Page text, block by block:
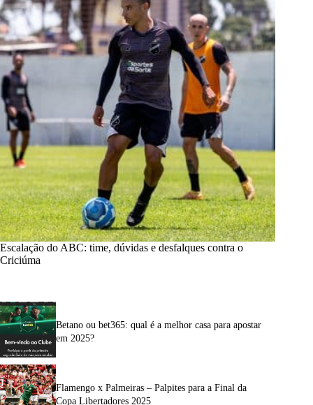
Escalação do ABC: time, dúvidas e desfalques contra o
Criciúma
Betano ou bet365: qual é a melhor casa para apostar
em 2025?
Flamengo x Palmeiras – Palpites para a Final da
Copa Libertadores 2025